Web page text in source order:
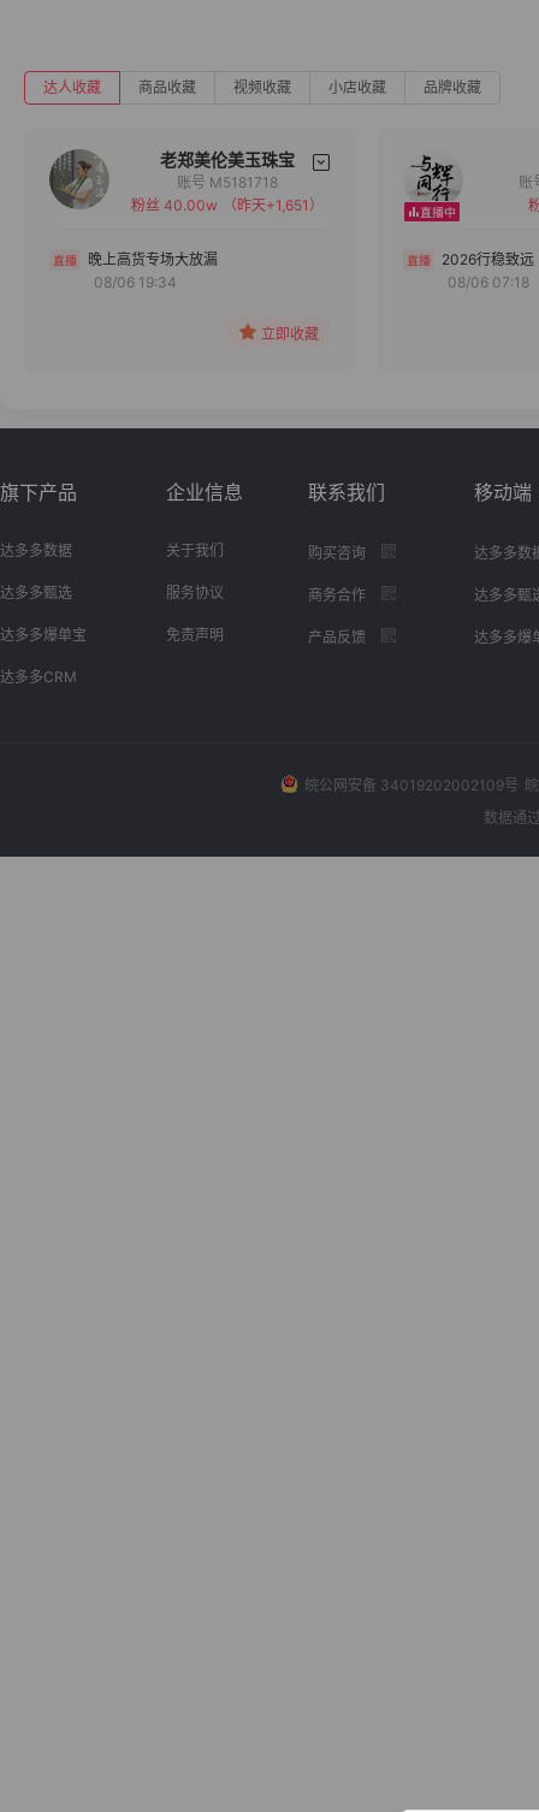
达人收藏 商品收藏 视频收藏 小店收藏 品牌收藏
老郑美伦美玉珠宝
备注
分组
账号 M5181718
粉丝 40.00w
（昨天+1,651）
晚上高货专场大放漏
08/06 19:34
立即收藏
2026行稳致远
08/06 07:18
旗下产品
达多多数据
达多多甄选
达多多爆单宝
达多多CRM
企业信息
关于我们
服务协议
免责声明
联系我们
购买咨询
商务合作
产品反馈
移动端
达多多数
达多多甄
达多多爆
皖公网安备 34019202002109号
数据通